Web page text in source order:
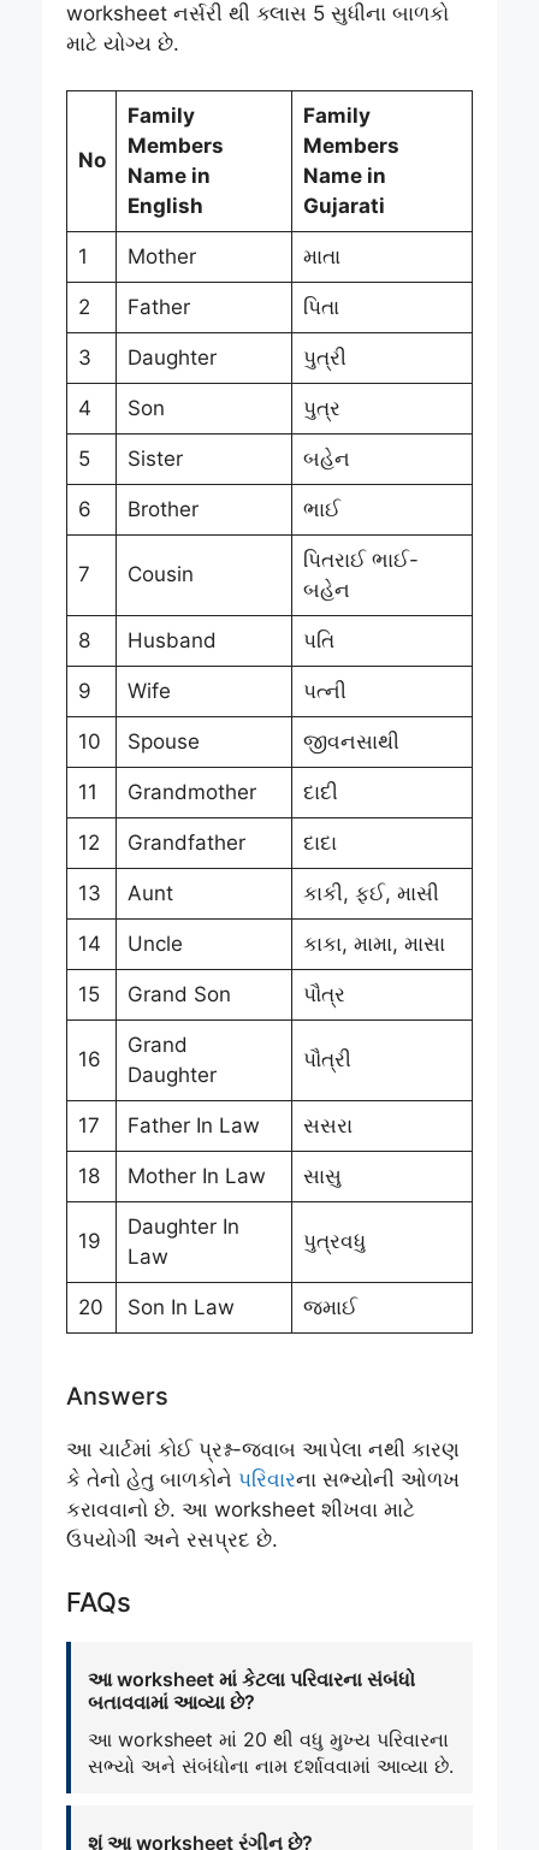
worksheet નર્સરી થી ક્લાસ 5 સુધીના બાળકો
માટે યોગ્ય છે.
No
Family
Members
Name in
English
Family
Members
Name in
Gujarati
1 Mother માતા
2 Father પિતા
3 Daughter પુત્રી
4 Son પુત્ર
5 Sister બહેન
6 Brother ભાઈ
7 Cousin
પિતરાઈ ભાઈ-
બહેન
8 Husband પતિ
9 Wife પત્ની
10 Spouse જીવનસાથી
11 Grandmother દાદી
12 Grandfather દાદા
13 Aunt કાકી, ફઈ, માસી
14 Uncle કાકા, મામા, માસા
15 Grand Son પૌત્ર
16
Grand
Daughter
પૌત્રી
17 Father In Law સસરા
18 Mother In Law સાસુ
19
Daughter In
Law
પુત્રવધુ
20 Son In Law જમાઈ
Answers
આ ચાર્ટમાં કોઈ પ્રશ્ન-જવાબ આપેલા નથી કારણ
કે તેનો હેતુ બાળકોને પરિવારના સભ્યોની ઓળખ
કરાવવાનો છે. આ worksheet શીખવા માટે
ઉપયોગી અને રસપ્રદ છે.
FAQs
આ worksheet માં કેટલા પરિવારના સંબંધો
બતાવવામાં આવ્યા છે?
આ worksheet માં 20 થી વધુ મુખ્ય પરિવારના
સભ્યો અને સંબંધોના નામ દર્શાવવામાં આવ્યા છે.
શું આ worksheet રંગીન છે?